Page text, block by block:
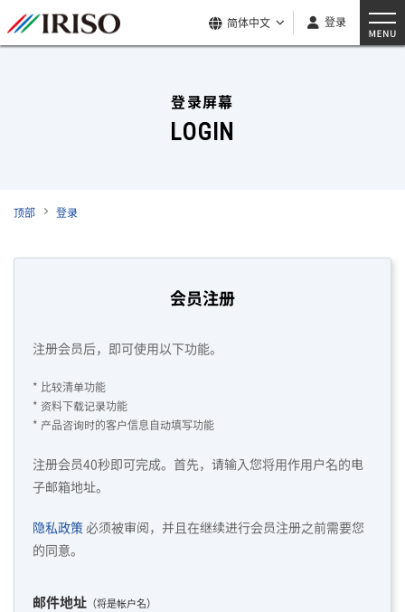
简体中文 登录
登录屏幕
LOGIN
顶部 登录
会员注册
注册会员后，即可使用以下功能。
* 比较清单功能
* 资料下载记录功能
* 产品咨询时的客户信息自动填写功能
注册会员40秒即可完成。首先，请输入您将用作用户名的电
子邮箱地址。
隐私政策 必须被审阅，并且在继续进行会员注册之前需要您
的同意。
邮件地址 （将是帐户名）